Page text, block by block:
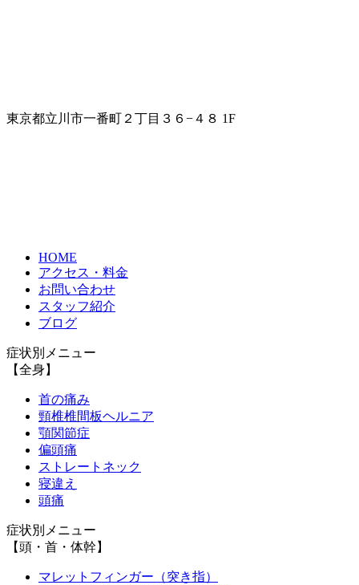
東京都立川市一番町２丁目３６−４８ 1F
HOME
アクセス・料金
お問い合わせ
スタッフ紹介
ブログ
症状別メニュー
【全身】
首の痛み
頸椎椎間板ヘルニア
顎関節症
偏頭痛
ストレートネック
寝違え
頭痛
症状別メニュー
【頭・首・体幹】
マレットフィンガー（突き指）